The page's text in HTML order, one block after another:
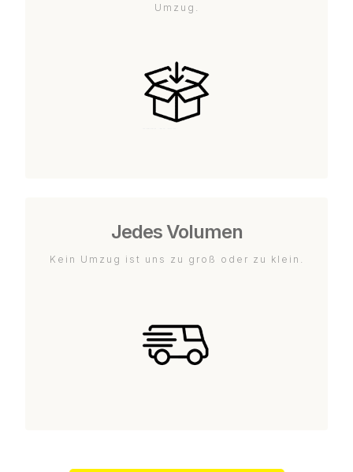
Umzug.
Jedes Volumen
Kein Umzug ist uns zu groß oder zu klein.